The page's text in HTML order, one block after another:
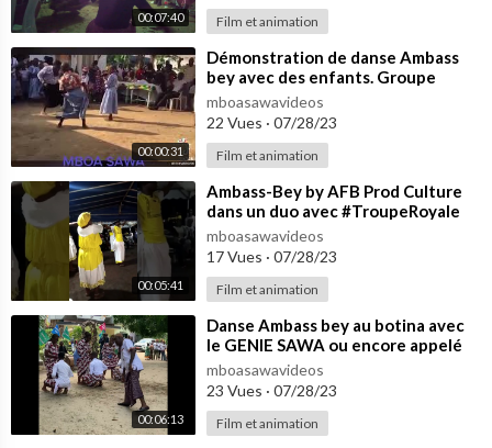
00:07:40 Film et animation
00:00:31
⁣Démonstration de danse Ambass
bey avec des enfants. Groupe
Mboa Sawa kamerun
mboasawavideos
22 Vues · 07/28/23
Film et animation
00:05:41
⁣Ambass-Bey by AFB Prod Culture
dans un duo avec #TroupeRoyale
mboasawavideos
17 Vues · 07/28/23
Film et animation
00:06:13
⁣Danse Ambass bey au botina avec
le GENIE SAWA ou encore appelé
Groupe des Ingénieurs
mboasawavideos
23 Vues · 07/28/23
Film et animation